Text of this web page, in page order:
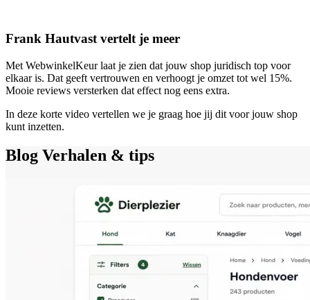
Frank Hautvast vertelt je meer
Met WebwinkelKeur laat je zien dat jouw shop juridisch top voor
elkaar is. Dat geeft vertrouwen en verhoogt je omzet tot wel 15%.
Mooie reviews versterken dat effect nog eens extra.
In deze korte video vertellen we je graag hoe jij dit voor jouw shop
kunt inzetten.
Blog Verhalen & tips